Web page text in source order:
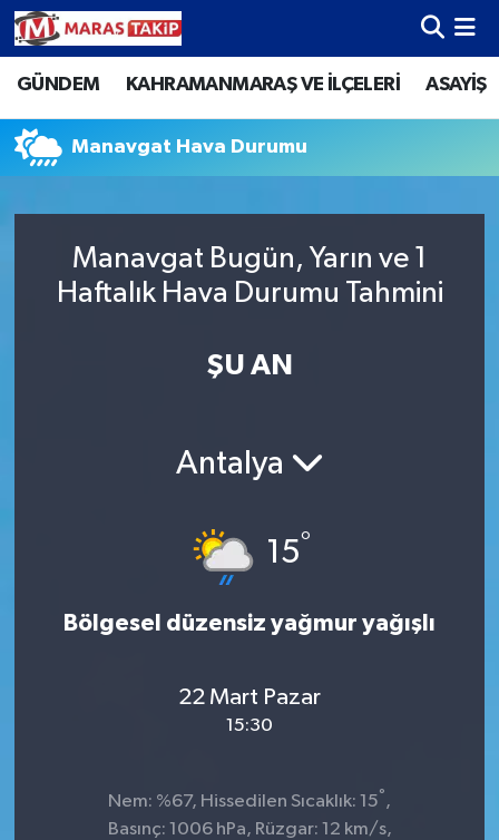
GÜNDEM KAHRAMANMARAŞ VE İLÇELERİ ASAYİŞ
Manavgat Hava Durumu
Manavgat Bugün, Yarın ve 1
Haftalık Hava Durumu Tahmini
ŞU AN
Antalya
15°
Bölgesel düzensiz yağmur yağışlı
22 Mart Pazar
15:30
Nem: %67, Hissedilen Sıcaklık: 15° ,
Basınç: 1006 hPa, Rüzgar: 12 km/s,
Kahramanmaraş Nöbetçi Eczaneler
Kahramanmaraş Hava Durumu
Kahramanmaraş Trafik Yoğunluk Haritası